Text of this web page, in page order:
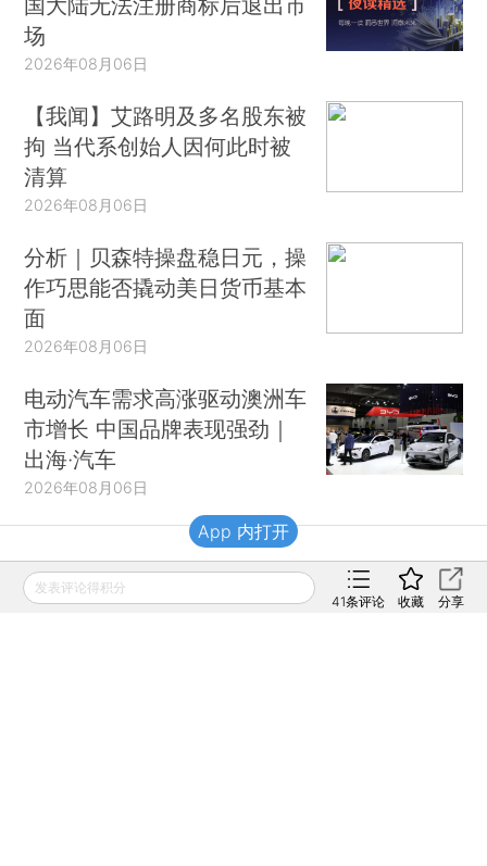
场
2026年08月06日
【我闻】艾路明及多名股东被
拘 当代系创始人因何此时被
清算
2026年08月06日
分析｜贝森特操盘稳日元，操
作巧思能否撬动美日货币基本
面
2026年08月06日
电动汽车需求高涨驱动澳洲车
市增长 中国品牌表现强劲｜
出海·汽车
2026年08月06日
财新移动
发表评论得积分
41条评论 收藏 分享
App 内打开